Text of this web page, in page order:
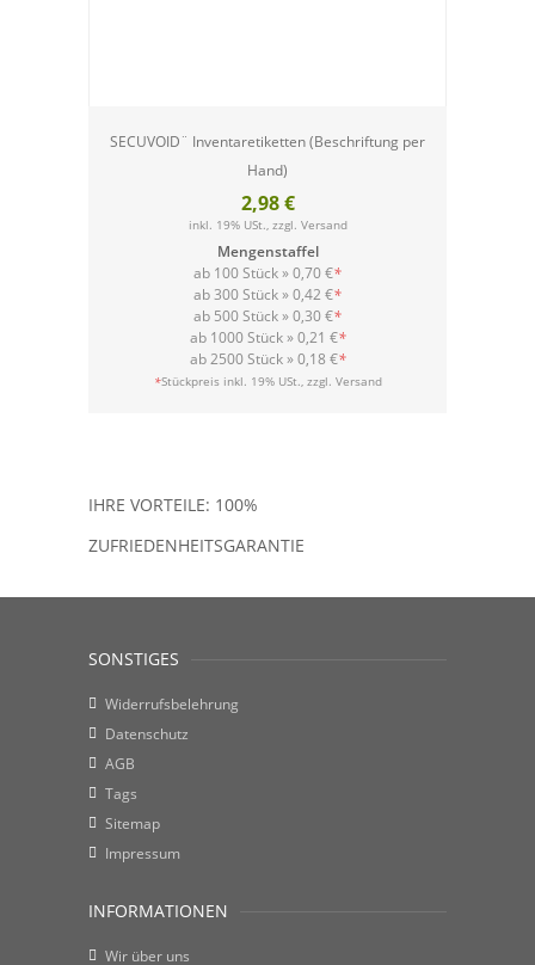
SECUVOID¨ Inventaretiketten (Beschriftung per
Hand)
2,98 €
inkl. 19% USt., zzgl. Versand
Mengenstaffel
ab 100 Stück »0,70 €*
ab 300 Stück »0,42 €*
ab 500 Stück »0,30 €*
ab 1000 Stück »0,21 €*
ab 2500 Stück »0,18 €*
*Stückpreis inkl. 19% USt., zzgl. Versand
IHRE VORTEILE: 100%
ZUFRIEDENHEITSGARANTIE
SONSTIGES
Widerrufsbelehrung
Datenschutz
AGB
Tags
Sitemap
Impressum
INFORMATIONEN
Wir über uns